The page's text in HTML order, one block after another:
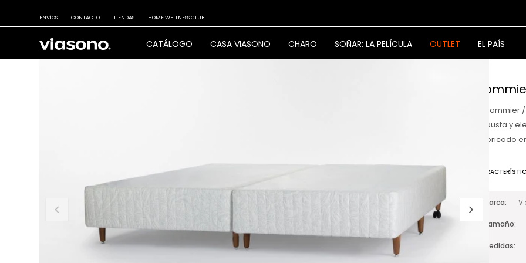
CATÁLOGO CASA VIASONO CHARO SOÑAR: LA PELÍCULA OUTLET EL PAÍS
ENVÍOS CONTACTO TIENDAS HOME WELLNESS CLUB
El Sommier
robusta y
Fabricado
Marca
Tamaño
Medidas